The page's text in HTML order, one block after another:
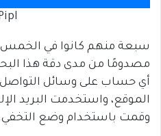
سبعة منهم كانوا في الخمس
مصدومًا من مدى دقة هذا
أي حساب على وسائل التواصل
الموقع، واستخدمت البريد
وقمت باستخدام وضع